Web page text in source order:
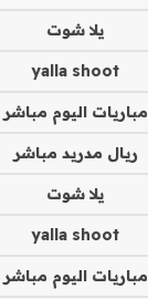
يلا شوت
yalla shoot
مباريات اليوم مباشر
ريال مدريد مباشر
يلا شوت
yalla shoot
مباريات اليوم مباشر